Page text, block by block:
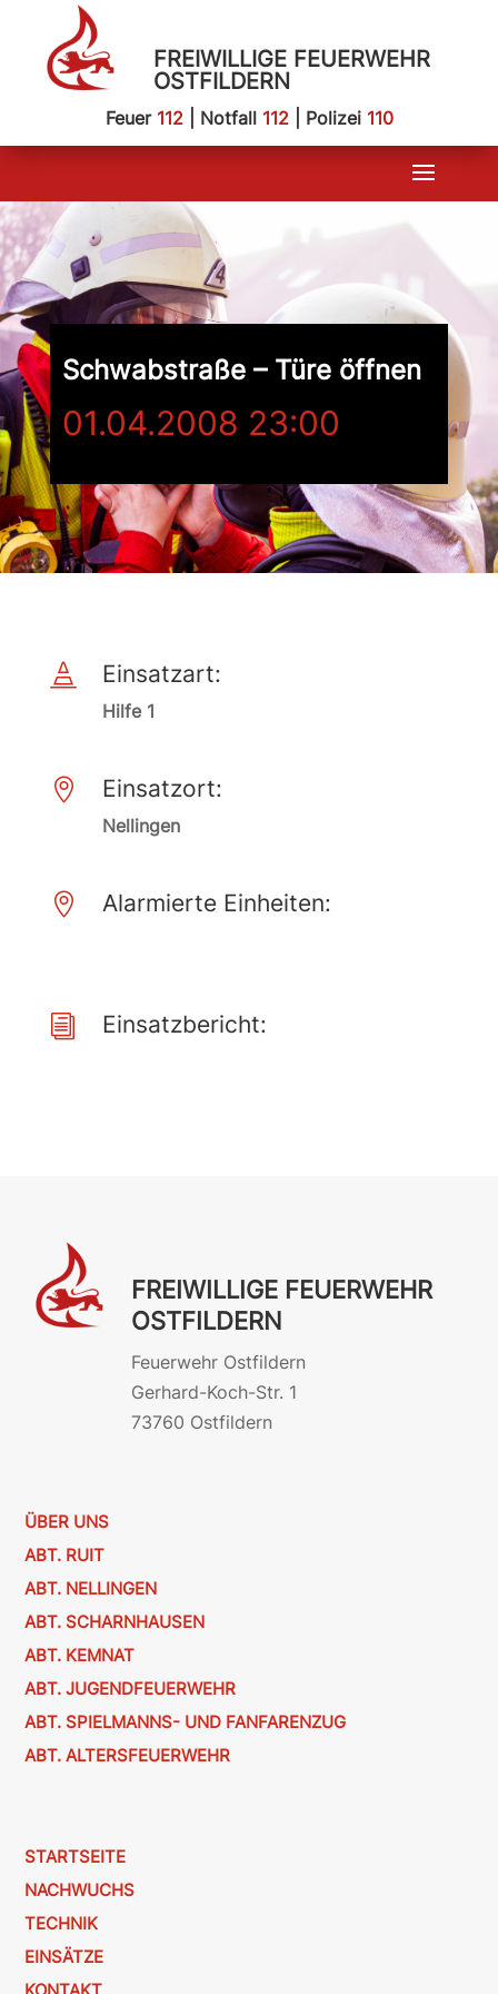
FREIWILLIGE FEUERWEHR
OSTFILDERN
Feuer 112| Notfall 112| Polizei 110
Schwabstraße – Türe öffnen
01.04.2008 23:00
 Einsatzart:
Hilfe 1
 Einsatzort:
Nellingen
 Alarmierte Einheiten:
i Einsatzbericht:
FREIWILLIGE FEUERWEHR
OSTFILDERN
Feuerwehr Ostfildern
Gerhard-Koch-Str. 1
73760 Ostfildern
ÜBER UNS
ABT. RUIT
ABT. NELLINGEN
ABT. SCHARNHAUSEN
ABT. KEMNAT
ABT. JUGENDFEUERWEHR
ABT. SPIELMANNS- UND FANFARENZUG
ABT. ALTERSFEUERWEHR
STARTSEITE
NACHWUCHS
TECHNIK
EINSÄTZE